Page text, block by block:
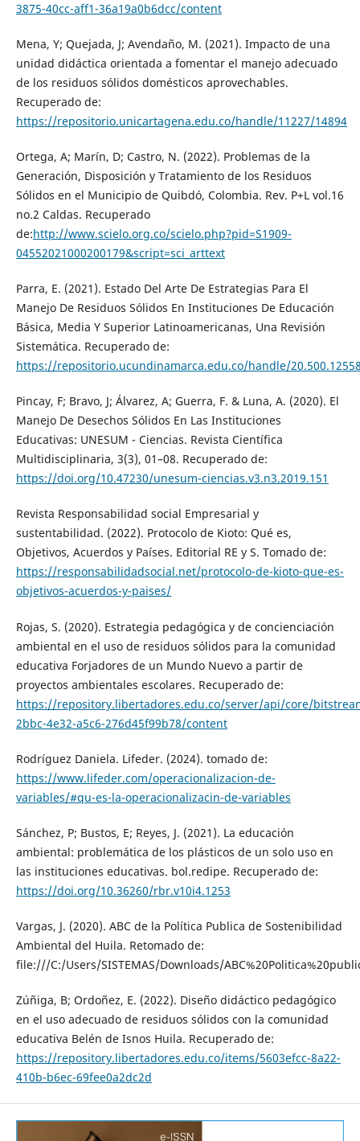
3875-40cc-aff1-36a19a0b6dcc/content
Mena, Y; Quejada, J; Avendaño, M. (2021). Impacto de una
unidad didáctica orientada a fomentar el manejo adecuado
de los residuos sólidos domésticos aprovechables.
Recuperado de:
https://repositorio.unicartagena.edu.co/handle/11227/14894
Ortega, A; Marín, D; Castro, N. (2022). Problemas de la
Generación, Disposición y Tratamiento de los Residuos
Sólidos en el Municipio de Quibdó, Colombia. Rev. P+L vol.16
no.2 Caldas. Recuperado
de:http://www.scielo.org.co/scielo.php?pid=S1909-
04552021000200179&script=sci_arttext
Parra, E. (2021). Estado Del Arte De Estrategias Para El
Manejo De Residuos Sólidos En Instituciones De Educación
Básica, Media Y Superior Latinoamericanas, Una Revisión
Sistemática. Recuperado de:
https://repositorio.ucundinamarca.edu.co/handle/
Pincay, F; Bravo, J; Álvarez, A; Guerra, F. & Luna, A. (2020). El
Manejo De Desechos Sólidos En Las Instituciones
Educativas: UNESUM - Ciencias. Revista Científica
Multidisciplinaria, 3(3), 01–08. Recuperado de:
https://doi.org/10.47230/unesum-ciencias.v3.n3.2019.151
Revista Responsabilidad social Empresarial y
sustentabilidad. (2022). Protocolo de Kioto: Qué es,
Objetivos, Acuerdos y Países. Editorial RE y S. Tomado de:
https://responsabilidadsocial.net/protocolo-de-kioto-que-es-
objetivos-acuerdos-y-paises/
Rojas, S. (2020). Estrategia pedagógica y de concienciación
ambiental en el uso de residuos sólidos para la comunidad
educativa Forjadores de un Mundo Nuevo a partir de
proyectos ambientales escolares. Recuperado de:
https://repository.libertadores.edu.co/server/api/core/
2bbc-4e32-a5c6-276d45f99b78/content
Rodríguez Daniela. Lifeder. (2024). tomado de:
https://www.lifeder.com/operacionalizacion-de-
variables/#qu-es-la-operacionalizacin-de-variables
Sánchez, P; Bustos, E; Reyes, J. (2021). La educación
ambiental: problemática de los plásticos de un solo uso en
las instituciones educativas. bol.redipe. Recuperado de:
https://doi.org/10.36260/rbr.v10i4.1253
Vargas, J. (2020). ABC de la Política Publica de Sostenibilidad
Ambiental del Huila. Retomado de:
file:///C:/Users/SISTEMAS/Downloads/
Zúñiga, B; Ordoñez, E. (2022). Diseño didáctico pedagógico
en el uso adecuado de residuos sólidos con la comunidad
educativa Belén de Isnos Huila. Recuperado de:
https://repository.libertadores.edu.co/items/5603efcc-8a22-
410b-b6ec-69fee0a2dc2d